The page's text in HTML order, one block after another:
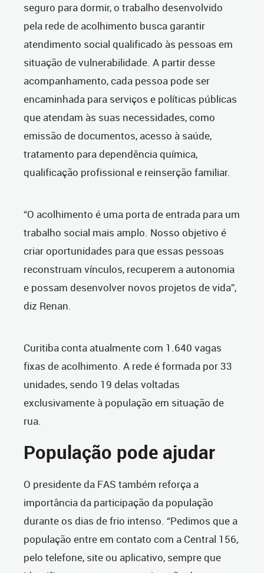
seguro para dormir, o trabalho desenvolvido
pela rede de acolhimento busca garantir
atendimento social qualificado às pessoas em
situação de vulnerabilidade. A partir desse
acompanhamento, cada pessoa pode ser
encaminhada para serviços e políticas públicas
que atendam às suas necessidades, como
emissão de documentos, acesso à saúde,
tratamento para dependência química,
qualificação profissional e reinserção familiar.
“O acolhimento é uma porta de entrada para um
trabalho social mais amplo. Nosso objetivo é
criar oportunidades para que essas pessoas
reconstruam vínculos, recuperem a autonomia
e possam desenvolver novos projetos de vida”,
diz Renan.
Curitiba conta atualmente com 1.640 vagas
fixas de acolhimento. A rede é formada por 33
unidades, sendo 19 delas voltadas
exclusivamente à população em situação de
rua.
População pode ajudar
O presidente da FAS também reforça a
importância da participação da população
durante os dias de frio intenso. “Pedimos que a
população entre em contato com a Central 156,
pelo telefone, site ou aplicativo, sempre que